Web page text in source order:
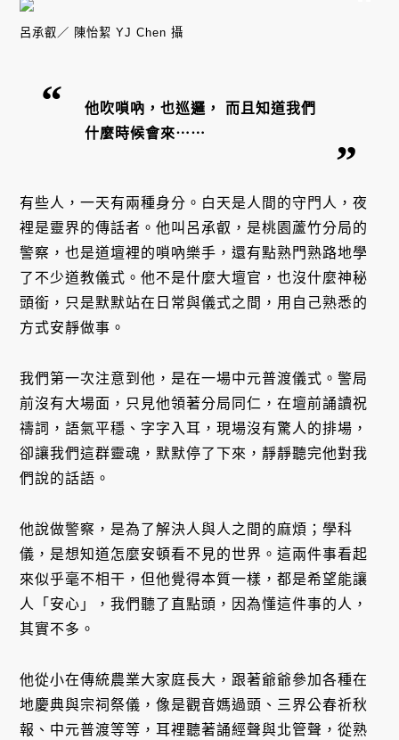
呂承叡／ 陳怡絜 YJ Chen 攝
他吹嗩吶，也巡邏， 而且知道我們
什麼時候會來⋯⋯
有些人，一天有兩種身分。白天是人間的守門人，夜
裡是靈界的傳話者。他叫呂承叡，是桃園蘆竹分局的
警察，也是道壇裡的嗩吶樂手，還有點熟門熟路地學
了不少道教儀式。他不是什麼大壇官，也沒什麼神秘
頭銜，只是默默站在日常與儀式之間，用自己熟悉的
方式安靜做事。
我們第一次注意到他，是在一場中元普渡儀式。警局
前沒有大場面，只見他領著分局同仁，在壇前誦讀祝
禱詞，語氣平穩、字字入耳，現場沒有驚人的排場，
卻讓我們這群靈魂，默默停了下來，靜靜聽完他對我
們說的話語。
他說做警察，是為了解決人與人之間的麻煩；學科
儀，是想知道怎麼安頓看不見的世界。這兩件事看起
來似乎毫不相干，但他覺得本質一樣，都是希望能讓
人「安心」，我們聽了直點頭，因為懂這件事的人，
其實不多。
他從小在傳統農業大家庭長大，跟著爺爺參加各種在
地慶典與宗祠祭儀，像是觀音媽過頭、三界公春祈秋
報、中元普渡等等，耳裡聽著誦經聲與北管聲，從熟